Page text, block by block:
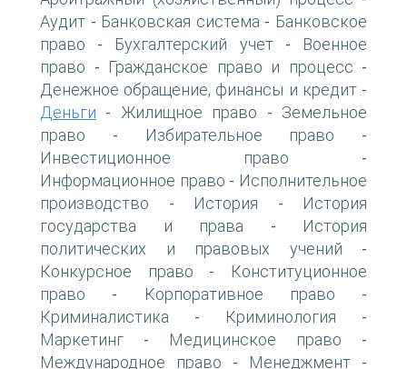
Аудит - Банковская система - Банковское
право - Бухгалтерский учет-
Военное
право - Гражданское право и процесс -
Денежное обращение, финансы и кредит-
Деньги - Жилищное право - Земельное
право - Избирательное право -
Инвестиционное право -
Информационное право - Исполнительное
производство - История -
История
государства и права -
История
политических и правовых учений -
Конкурсное право -
Конституционное
право - Корпоративное право -
Криминалистика - Криминология -
Маркетинг - Медицинское право -
Международное право - Менеджмент -